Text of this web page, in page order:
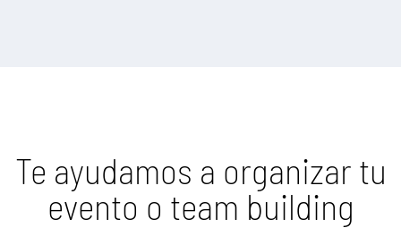
Te ayudamos a organizar tu
evento o team building